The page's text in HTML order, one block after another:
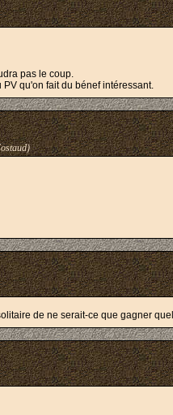
pas le coup.
qu'on fait du bénef intéressant.
de ne serait-ce que gagner